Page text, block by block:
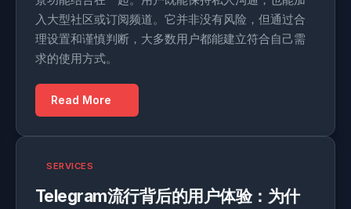
入大型社区或订阅频道。它并非没有风险，但通过合
理设置和谨慎判断，大多数用户都能建立符合自己需
求的使用方式。
Read More
SERVICES
Telegram流行背后的用户体验：为什